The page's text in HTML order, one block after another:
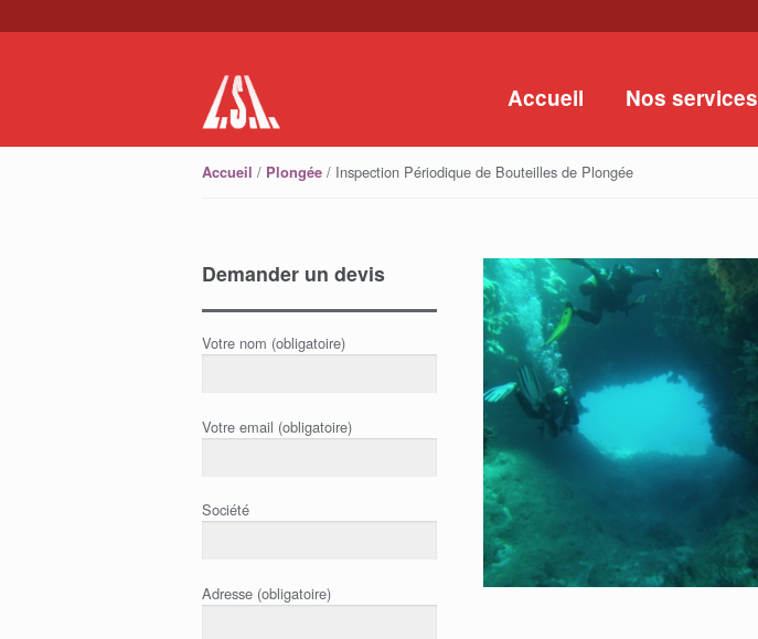
Skip to navigation
Skip to content Accueil Nos services
Accueil / Plongée / Inspection Périodique de Bouteilles de Plongée
Demander un devis
Votre nom (obligatoire)
Votre email (obligatoire)
Société
Adresse (obligatoire)